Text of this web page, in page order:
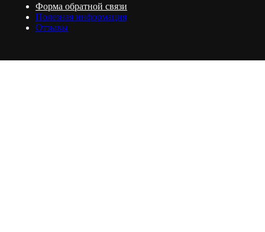
Форма обратной связи
Полезная информация
Отзывы